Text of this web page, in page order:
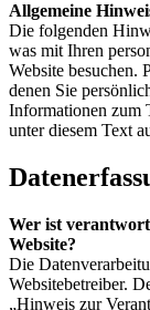
Allgemeine
Die folgenden
was mit Ihren
Website besuchen.
denen Sie
Informationen zum
unter diesem Text
Wer ist
Website?
Die
Websitebetreiber.
„Hinweis zur